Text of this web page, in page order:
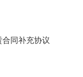
同补充协议